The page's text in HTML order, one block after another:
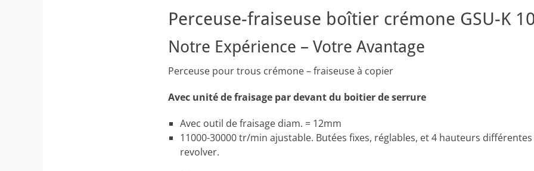
Perceuse-fraiseuse boîtier crémone GSU-K
Notre Expérience – Votre Avantage
Perceuse pour trous crémone – fraiseuse à copier
Avec unité de fraisage par devant du boitier de serrure
Avec outil de fraisage diam. = 12mm
11000-30000 tr/min ajustable. Butées fixes, réglables, et 4 hauteurs
revolver.